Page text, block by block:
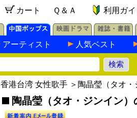
カート Ｑ＆Ａ 利用ガイ
アーティスト 人気ベスト
香港台湾 女性歌手 ＞陶晶瑩（タオ・
陶晶瑩（タオ・ジンイン）